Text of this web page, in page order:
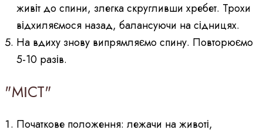
живіт до спини, злегка скругливши хребет. Трохи
відхиляємося назад, балансуючи на сідницях.
На вдиху знову випрямляємо спину. Повторюємо
5-10 разів.
"МІСТ"
Початкове положення: лежачи на животі,